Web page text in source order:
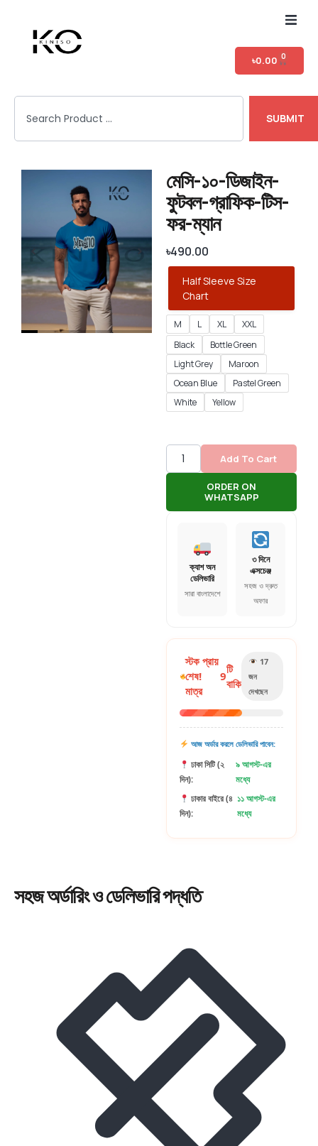
৳0.00 0
SUBMIT
মেসি-১০-ডিজাইন-
ফুটবল-গ্রাফিক-টিস-
ফর-ম্যান
৳490.00
Half Sleeve Size
Chart
M L XL
XXL
Black
Bottle Green
Light Grey
Maroon
Ocean Blue
Pastel Green
White
Yellow
Add To Cart
ORDER ON
WHATSAPP
ক্যাশ অন
ডেলিভারি
সারা বাংলাদেশে
৩ দিনে
এক্সচেঞ্জ
সহজ ও দ্রুত
অফার
স্টক প্রায়
শেষ!
মাত্র
9
টি
বাকি
17
জন
দেখছেন
আজ অর্ডার করলে ডেলিভারি পাবেন:
ঢাকা সিটি (২
দিন):
৯ আগস্ট-এর
মধ্যে
ঢাকার বাইরে (৪
দিন):
১১ আগস্ট-এর
মধ্যে
সহজঅর্ডারিংও ডেলিভারি পদ্ধতি